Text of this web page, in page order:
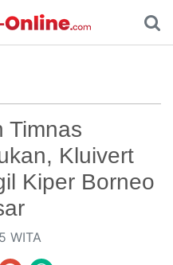
Timnas
Kluivert
Kiper Borneo
WITA